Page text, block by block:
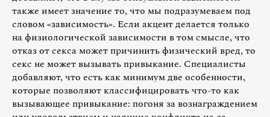
также имеет значение то, что мы подразумеваем под
словом «зависимость». Если акцент делается только
на физиологической зависимости в том смысле, что
отказ от секса может причинить физический вред, то
секс не может вызывать привыкание. Специалисты
добавляют, что есть как минимум две особенности,
которые позволяют классифицировать что-то как
вызывающее привыкание: погоня за вознаграждением